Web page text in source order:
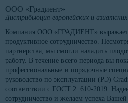
ООО «Градиент»
Дистрибьюция европейских и
Компания ООО «ГРАДИЕНТ» выражает
продуктивное сотрудничество.
партнерства, мы смогли наладить
работу. В течение всего периода вы
профессиональные и порядочные
руководство по эксплуатации (РЭ)
соответствии с ГОСТ 2. 610-2019.
сотрудничество и желаем успеха